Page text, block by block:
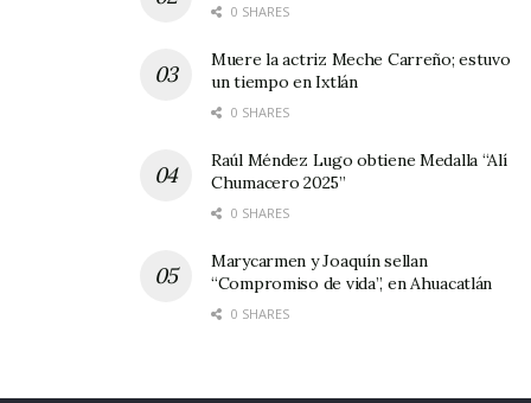
0 SHARES
Muere la actriz Meche Carreño; estuvo
un tiempo en Ixtlán
0 SHARES
Raúl Méndez Lugo obtiene Medalla “Alí
Chumacero 2025”
0 SHARES
Marycarmen y Joaquín sellan
“Compromiso de vida”, en Ahuacatlán
0 SHARES